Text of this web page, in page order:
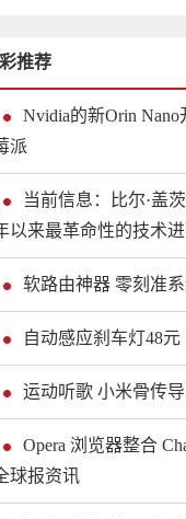
推荐
Nvidia的新Orin
派
当前信息：比尔·盖
以来最革命性的技术
软路由神器 零刻准
自动感应刹车灯48元
运动听歌 小米骨传
Opera 浏览器整合
球报资讯